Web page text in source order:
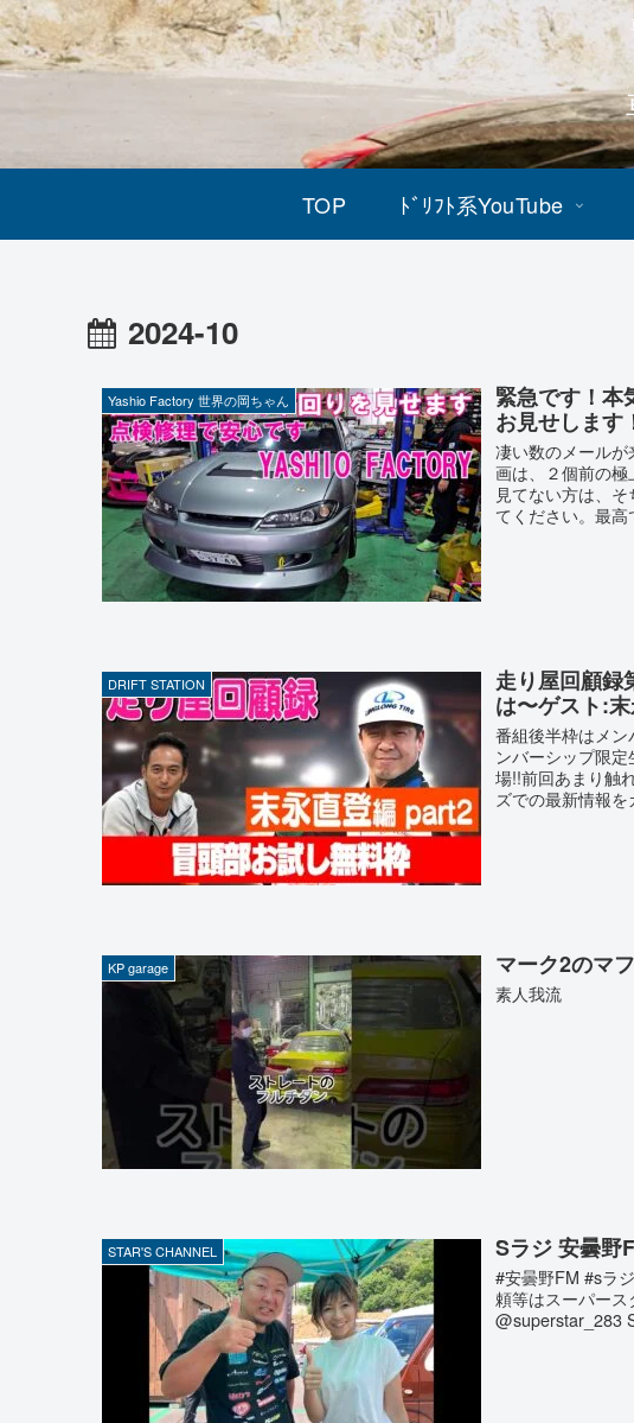
TOP ﾄﾞﾘﾌﾄ系YouTube
2024-10
Yashio Factory 世界の岡ちゃん
緊急です！本
お見せします
凄い数のメール
画は、２個前の
見てない方は、
てください。最
DRIFT STATION
走り屋回顧録
は〜ゲスト:
番組後半枠はメ
ンバーシップ限
場!!前回あまり触
ズでの最新情報
KP garage マーク2のマ
素人我流
STAR'S CHANNEL Sラジ 安曇野
#安曇野FM #sラ
頼等はスーパー
@superstar_283